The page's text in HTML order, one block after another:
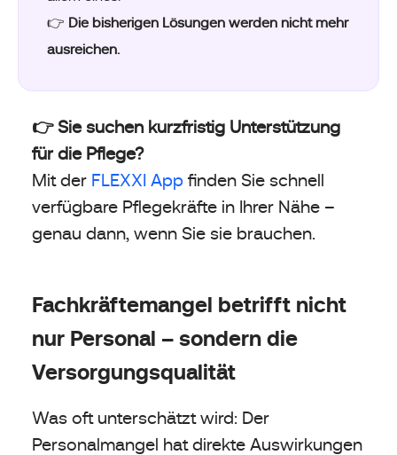
👉 Die bisherigen Lösungen werden nicht mehr
ausreichen.
👉 Sie suchen kurzfristig Unterstützung
für die Pflege?
Mit der FLEXXI App finden Sie schnell
verfügbare Pflegekräfte in Ihrer Nähe –
genau dann, wenn Sie sie brauchen.
Fachkräftemangel betrifft nicht
nur Personal – sondern die
Versorgungsqualität
Was oft unterschätzt wird: Der
Personalmangel hat direkte Auswirkungen